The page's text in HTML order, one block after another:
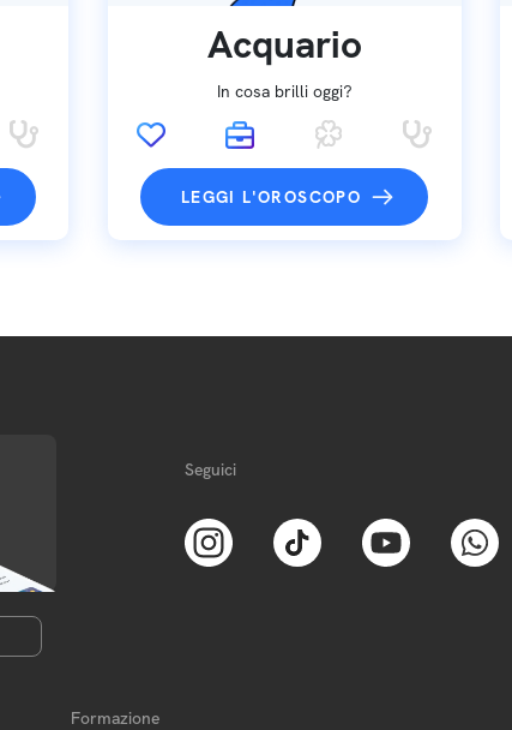
Acquario
In cosa brilli oggi?
LEGGI L'OROSCOPO
Seguici
Formazione